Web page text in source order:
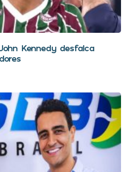
Kennedy desfalca